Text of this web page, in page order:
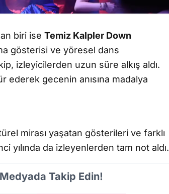
biri ise Temiz Kalpler Down
gösterisi ve yöresel dans
izleyicilerden uzun süre alkış aldı.
gecenin anısına madalya
mirası yaşatan gösterileri ve farklı
yılında da izleyenlerden tam not aldı.
Takip Edin!